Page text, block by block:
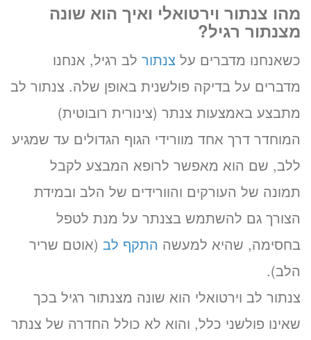
מהו צנתור וירטואלי ואיך הוא שונה
מצנתור רגיל?
כשאנחנו מדברים על צנתור לב רגיל, אנחנו
מדברים על בדיקה פולשנית באופן שלה. צנתור לב
מתבצע באמצעות צנתר (צינורית רובוטית)
המוחדר דרך אחד מוורידי הגוף הגדולים עד שמגיע
ללב, שם הוא מאפשר לרופא המבצע לקבל
תמונה של העורקים והוורידים של הלב ובמידת
הצורך גם להשתמש בצנתר על מנת לטפל
בחסימה, שהיא למעשה התקף לב (אוטם שריר
הלב).
צנתור לב וירטואלי הוא שונה מצנתור רגיל בכך
שאינו פולשני כלל, והוא לא כולל החדרה של צנתר